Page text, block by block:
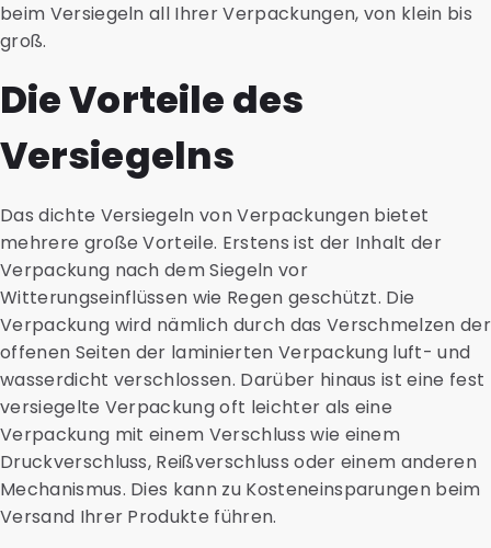
beim Versiegeln all Ihrer Verpackungen, von klein bis
groß.
Die Vorteile des
Versiegelns
Das dichte Versiegeln von Verpackungen bietet
mehrere große Vorteile. Erstens ist der Inhalt der
Verpackung nach dem Siegeln vor
Witterungseinflüssen wie Regen geschützt. Die
Verpackung wird nämlich durch das Verschmelzen der
offenen Seiten der laminierten Verpackung luft- und
wasserdicht verschlossen. Darüber hinaus ist eine fest
versiegelte Verpackung oft leichter als eine
Verpackung mit einem Verschluss wie einem
Druckverschluss, Reißverschluss oder einem anderen
Mechanismus. Dies kann zu Kosteneinsparungen beim
Versand Ihrer Produkte führen.